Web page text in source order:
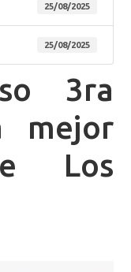
25/08/2025
25/08/2025
3ra
mejor
Los